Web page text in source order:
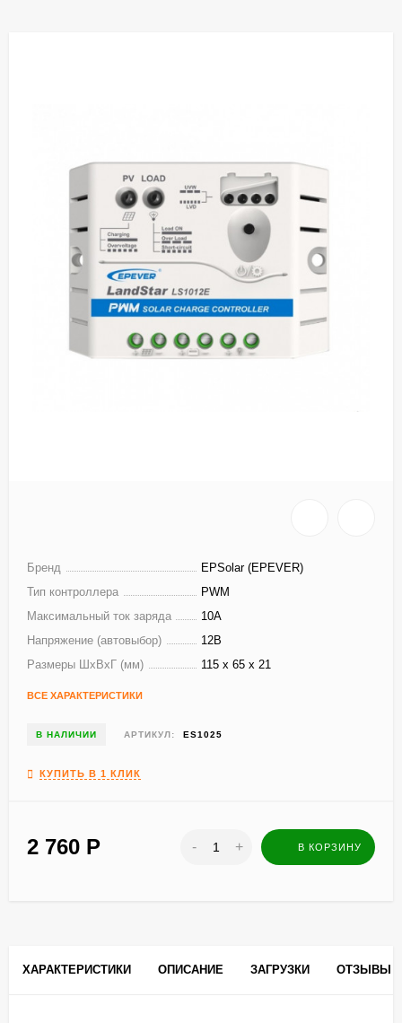
Бренд
EPSolar (EPEVER)
Тип контроллера
PWM
Максимальный ток заряда
10А
Напряжение (автовыбор)
12В
Размеры ШхВхГ (мм)
115 x 65 x 21
ВСЕ ХАРАКТЕРИСТИКИ
В НАЛИЧИИ АРТИКУЛ: ES1025
КУПИТЬ В 1 КЛИК
2 760 Р - + В КОРЗИНУ
ХАРАКТЕРИСТИКИ ОПИСАНИЕ ЗАГРУЗКИ ОТЗЫВЫ